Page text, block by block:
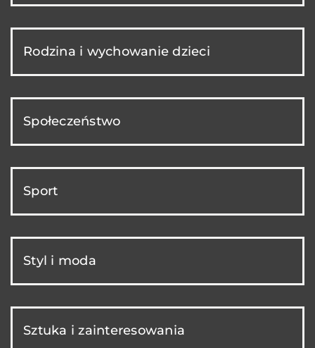
Rodzina i wychowanie dzieci
Społeczeństwo
Sport
Styl i moda
Sztuka i zainteresowania